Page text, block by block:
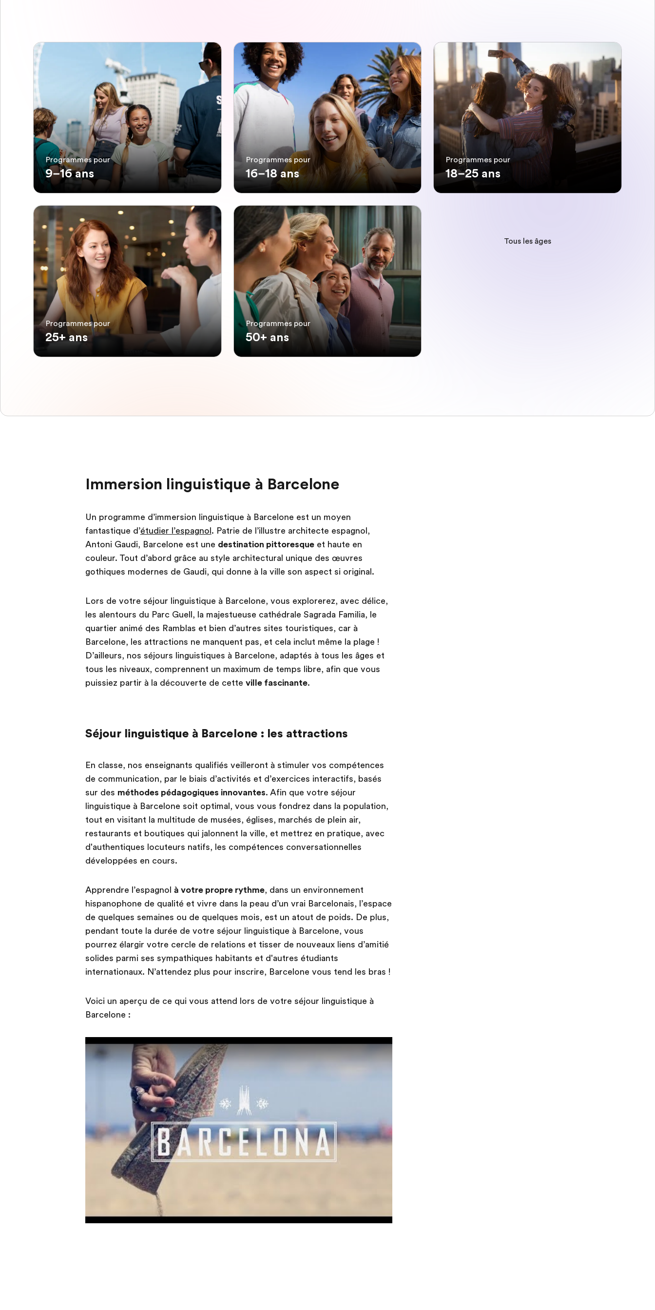
Programmes pour
9–16 ans
Programmes pour
16–18 ans
Programmes pour
18–25 ans
Programmes pour
25+ ans
Programmes pour
50+ ans
Tous les âges
Immersion linguistique à Barcelone
Un programme d’immersion linguistique à Barcelone est un moyen
fantastique d’étudier l’espagnol. Patrie de l’illustre architecte espagnol,
Antoni Gaudi, Barcelone est une destination pittoresqueet haute en
couleur. Tout d’abord grâce au style architectural unique des œuvres
gothiques modernes de Gaudi, qui donne à la ville son aspect si original.
Lors de votre séjour linguistique à Barcelone, vous explorerez, avec délice,
les alentours du Parc Guell, la majestueuse cathédrale Sagrada Familia, le
quartier animé des Ramblas et bien d’autres sites touristiques, car à
Barcelone, les attractions ne manquent pas, et cela inclut même la plage !
D’ailleurs, nos séjours linguistiques à Barcelone, adaptés à tous les âges et
tous les niveaux, comprennent un maximum de temps libre, afin que vous
puissiez partir à la découverte de cette ville fascinante.
Séjour linguistique à Barcelone : les attractions
En classe, nos enseignants qualifiés veilleront à stimuler vos compétences
de communication, par le biais d’activités et d’exercices interactifs, basés
sur des méthodes pédagogiques innovantes. Afin que votre séjour
linguistique à Barcelone soit optimal, vous vous fondrez dans la population,
tout en visitant la multitude de musées, églises, marchés de plein air,
restaurants et boutiques qui jalonnent la ville, et mettrez en pratique, avec
d'authentiques locuteurs natifs, les compétences conversationnelles
développées en cours.
Apprendre l’espagnol à votre propre rythme, dans un environnement
hispanophone de qualité et vivre dans la peau d’un vrai Barcelonais, l’espace
de quelques semaines ou de quelques mois, est un atout de poids. De plus,
pendant toute la durée de votre séjour linguistique à Barcelone, vous
pourrez élargir votre cercle de relations et tisser de nouveaux liens d’amitié
solides parmi ses sympathiques habitants et d'autres étudiants
internationaux. N’attendez plus pour inscrire, Barcelone vous tend les bras !
Voici un aperçu de ce qui vous attend lors de votre séjour linguistique à
Barcelone :
Play